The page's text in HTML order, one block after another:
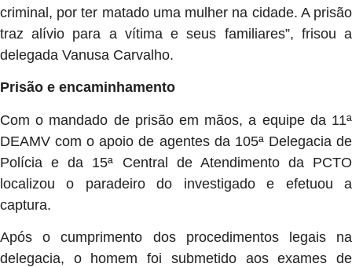
criminal, por ter matado uma mulher na cidade. A prisão
traz alívio para a vítima e seus familiares”, frisou a
delegada Vanusa Carvalho.
Prisão e encaminhamento
Com o mandado de prisão em mãos, a equipe da 11ª
DEAMV com o apoio de agentes da 105ª Delegacia de
Polícia e da 15ª Central de Atendimento da PCTO
localizou o paradeiro do investigado e efetuou a
captura.
Após o cumprimento dos procedimentos legais na
delegacia, o homem foi submetido aos exames de